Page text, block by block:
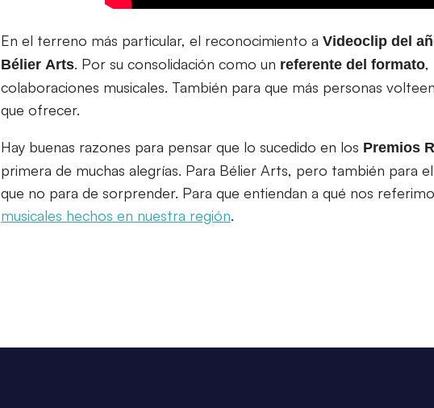
En el terreno más particular, el reconocimiento a Videoclip del
Bélier Arts. Por su consolidación como un referente del formato,
colaboraciones musicales. También para que más personas
que ofrecer.
Hay buenas razones para pensar que lo sucedido en los Premios
primera de muchas alegrías. Para Bélier Arts, pero también para
que no para de sorprender. Para que entiendan a qué nos
musicales hechos en nuestra región.